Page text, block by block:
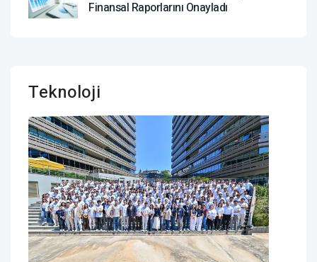
Finansal Raporlarını Onayladı
Teknoloji